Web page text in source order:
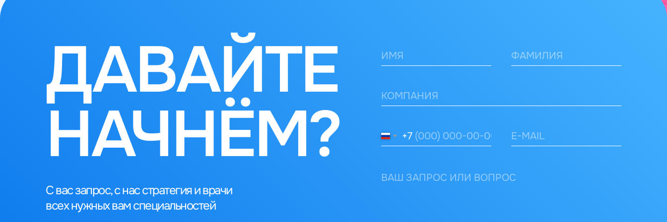
ДАВАЙТЕ
НАЧНЁМ?
С вас запрос, с нас стратегия и врачи
всех нужных вам специальностей
+7